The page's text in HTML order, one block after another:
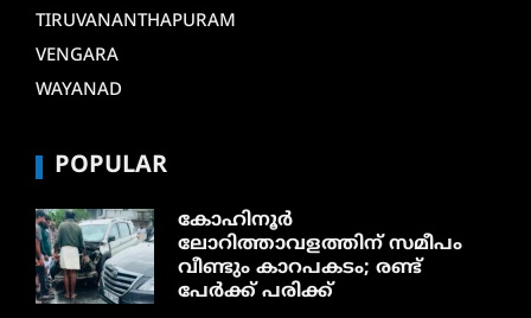
TIRUVANANTHAPURAM
VENGARA
WAYANAD
POPULAR
കോഹിനൂർ
ലോറിത്താവളത്തിന് സമീപം
വീണ്ടും കാറപകടം; രണ്ട്
പേർക്ക് പരിക്ക്